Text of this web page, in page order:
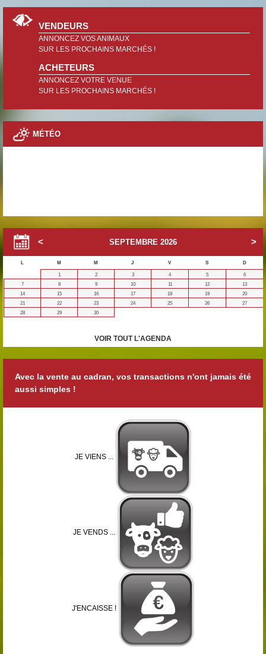
VENDEURS
ANNONCEZ VOS ANIMAUX
SUR LES PROCHAINS MARCHÉS !
ACHETEURS
ANNONCEZ VOTRE VENUE
SUR LES PROCHAINS MARCHÉS !
MÉTÉO
SEPTEMBRE 2026
L M M J V S
D
1
2 3 4 5
6
7
8 9 10 11 12
13
14
15 16 17 18 19
20
21
22 23 24 25 26
27
28
29 30
VOIR TOUT L'AGENDA
Avec la vente au cadran, vos transactions n'ont jamais été
aussi simples !
JE VIENS ...
JE VENDS ...
J'ENCAISSE !